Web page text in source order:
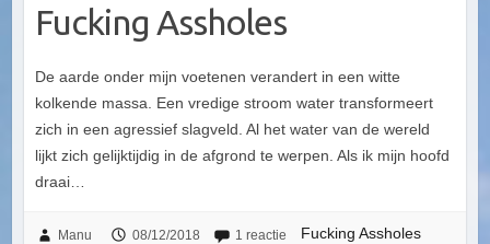
Fucking Assholes
De aarde onder mijn voetenen verandert in een witte
kolkende massa. Een vredige stroom water transformeert
zich in een agressief slagveld. Al het water van de wereld
lijkt zich gelijktijdig in de afgrond te werpen. Als ik mijn hoofd
draai…
Manu 08/12/2018 1 reactie
Fucking Assholes